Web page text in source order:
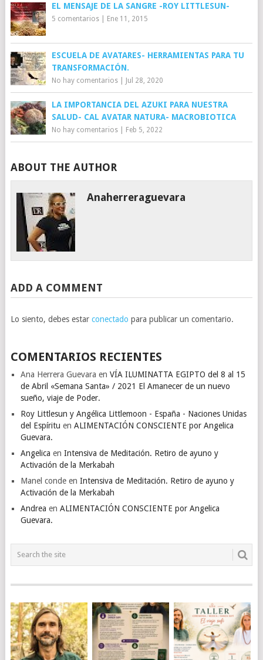
EL MENSAJE DE LA SANGRE -ROY LITTLESUN-
5 comentarios| Ene 11, 2015
ESCUELA DE AVATARES- HERRAMIENTAS PARA TU
TRANSFORMACIÓN.
No hay comentarios| Jul 28, 2020
LA IMPORTANCIA DEL AZUKI PARA NUESTRA
SALUD- CAL AVATAR NATURA- MACROBIOTICA
No hay comentarios| Feb 5, 2022
ABOUT THE AUTHOR
Anaherreraguevara
ADD A COMMENT
Lo siento, debes estar conectado para publicar un comentario.
COMENTARIOS RECIENTES
Ana Herrera Guevara en VÍA ILUMINATTA EGIPTO del 8 al 15
de Abril «Semana Santa» / 2021 El Amanecer de un nuevo
sueño, viaje de Poder.
Roy Littlesun y Angélica Littlemoon - España - Naciones Unidas
del Espíritu en ALIMENTACIÓN CONSCIENTE por Angelica
Guevara.
Angelica en Intensiva de Meditación. Retiro de ayuno y
Activación de la Merkabah
Manel condeen Intensiva de Meditación. Retiro de ayuno y
Activación de la Merkabah
Andrea en ALIMENTACIÓN CONSCIENTE por Angelica
Guevara.